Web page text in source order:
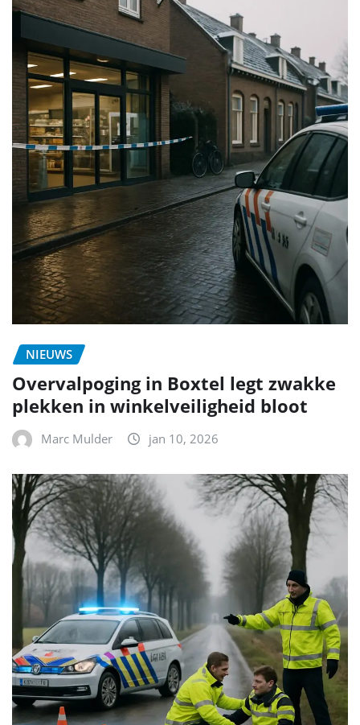
NIEUWS
Overvalpoging in Boxtel legt zwakke
plekken in winkelveiligheid bloot
Marc Mulder jan 10, 2026